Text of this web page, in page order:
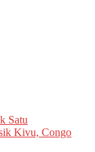
Satu
Kivu, Congo